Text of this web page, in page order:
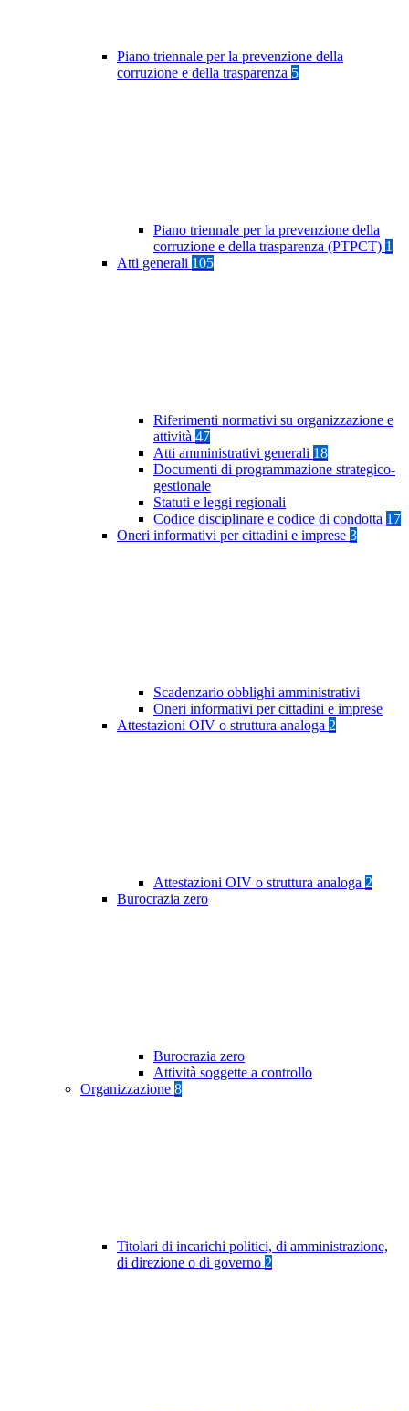
Piano triennale per la prevenzione della
corruzione e della trasparenza 5
Piano triennale per la prevenzione della
corruzione e della trasparenza (PTPCT) 1
Atti generali 105
Riferimenti normativi su organizzazione e
attività 47
Atti amministrativi generali 18
Documenti di programmazione strategico-
gestionale
Statuti e leggi regionali
Codice disciplinare e codice di condotta 17
Oneri informativi per cittadini e imprese 3
Scadenzario obblighi amministrativi
Oneri informativi per cittadini e imprese
Attestazioni OIV o struttura analoga 2
Attestazioni OIV o struttura analoga 2
Burocrazia zero
Burocrazia zero
Attività soggette a controllo
Organizzazione 8
Titolari di incarichi politici, di amministrazione,
di direzione o di governo 2